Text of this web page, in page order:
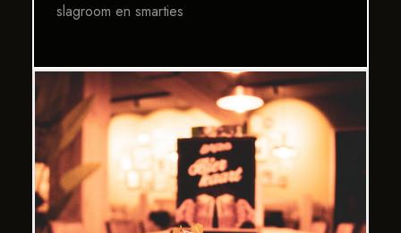
slagroom en smarties